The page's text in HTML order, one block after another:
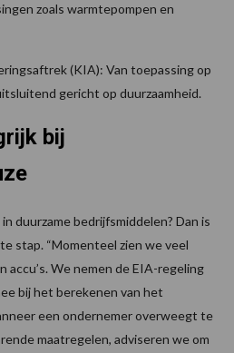
zoals warmtepompen en
(KIA): Van toepassing op
gericht op duurzaamheid.
bij
duurzame bedrijfsmiddelen? Dan is
stap. “Momenteel zien we veel
We nemen de EIA-regeling
bij het berekenen van het
een ondernemer overweegt te
maatregelen, adviseren we om